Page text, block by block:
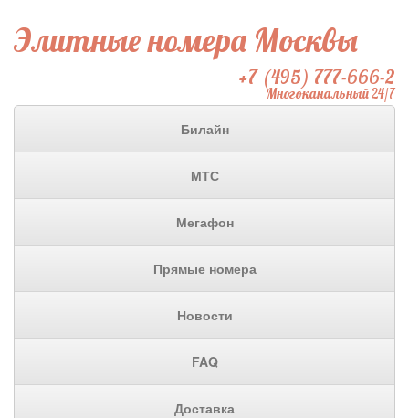
Элитные номера Москвы
+7 (495) 777-666-2
Многоканальный 24/7
Билайн
МТС
Мегафон
Прямые номера
Новости
FAQ
Доставка